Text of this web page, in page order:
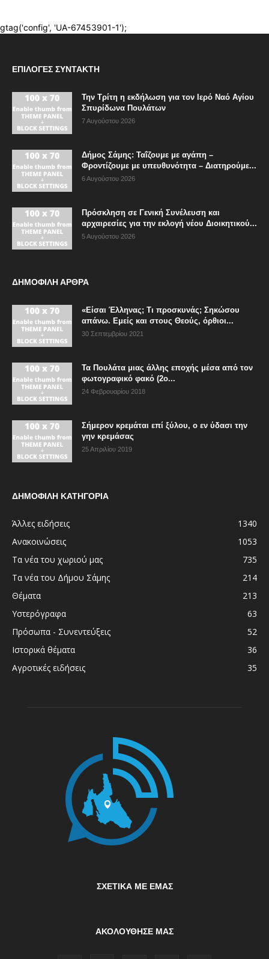
ΕΠΙΛΟΓΈΣ ΣΥΝΤΆΚΤΗ
Την Τρίτη η εκδήλωση για τον Ιερό Ναό Αγίου
Σπυρίδωνα Πουλάτων
7 Αυγούστου 2026
Δήμος Σάμης: Ταΐζουμε με αγάπη –
Φροντίζουμε με υπευθυνότητα – Διατηρούμε...
6 Αυγούστου 2026
Πρόσκληση σε Γενική Συνέλευση και
αρχαιρεσίες για την εκλογή νέου Διοικητικού...
5 Αυγούστου 2026
ΔΗΜΟΦΙΛΗ ΑΡΘΡΑ
«Είσαι Έλληνας; Τι προσκυνάς; Σηκώσου
απάνω. Εμείς και στους Θεούς, όρθιοι...
30 Σεπτεμβρίου 2021
Τα Πουλάτα μιας άλλης εποχής μέσα από τον
φωτογραφικό φακό (2ο...
24 Φεβρουαρίου 2018
Σήμερον κρεμάται επί ξύλου, ο εν ύδασι την
γην κρεμάσας
25 Απριλίου 2019
ΔΗΜΟΦΙΛΗ ΚΑΤΗΓΟΡΙΑ
Άλλες ειδήσεις
1340
Ανακοινώσεις
1053
Τα νέα του χωριού μας
735
Τα νέα του Δήμου Σάμης
214
Θέματα
213
Υστερόγραφα
63
Πρόσωπα - Συνεντεύξεις
52
Ιστορικά θέματα
36
Αγροτικές ειδήσεις
35
ΣΧΕΤΙΚΆ ΜΕ ΕΜΆΣ
ΑΚΟΛΟΥΘΗΣΕ ΜΑΣ